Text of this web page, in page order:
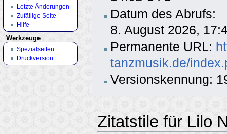
Datum des Abrufs:
8. August 2026,
Permanente URL:
tanzmusik.de/
Versionskennung:
Zitatstile für Lilo
Letzte Änderungen
Zufällige Seite
Hilfe
Werkzeuge
Spezialseiten
Druckversion